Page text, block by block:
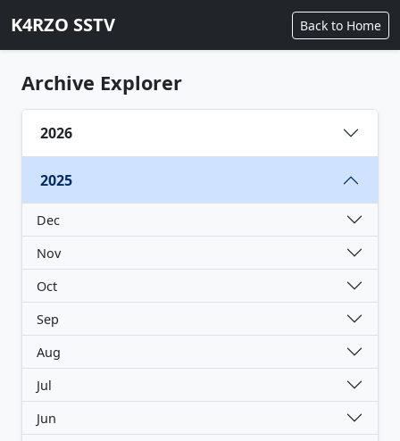
K4RZO SSTV Back to Home
Archive Explorer
2026
2025
Dec
Nov
Oct
Sep
Aug
Jul
Jun